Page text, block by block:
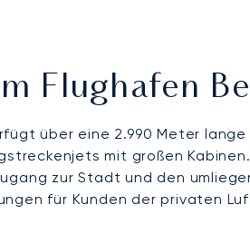
Flughafen
über eine 2.990 Meter
mit großen
zur Stadt und den
für Kunden der privaten